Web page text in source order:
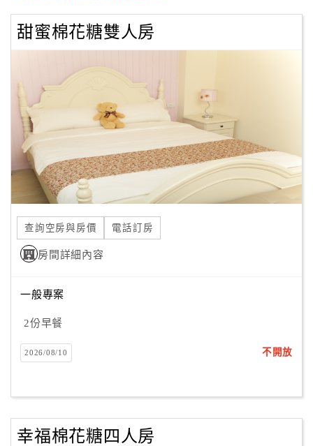
務
顧
客
滿
意
度
訂
單
管
理
員
戶
客
服
聯
甜蜜棉花糖雙人房
查詢空房與房價 電話訂房
房間詳細內容
一般專案
2份早餐
2026/08/10 不開放
幸福棉花糖四人房